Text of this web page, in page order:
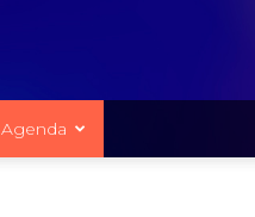
Agenda